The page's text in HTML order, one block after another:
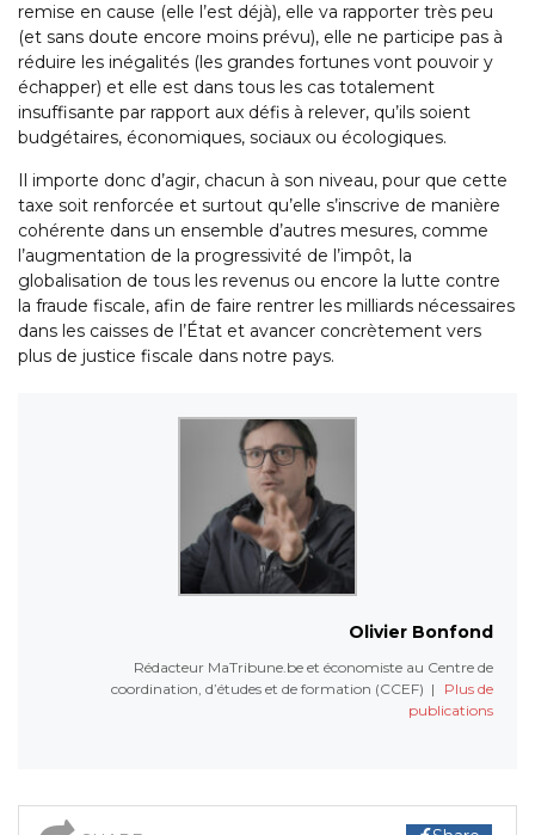
remise en cause (elle l’est déjà), elle va rapporter très peu
(et sans doute encore moins prévu), elle ne participe pas à
réduire les inégalités (les grandes fortunes vont pouvoir y
échapper) et elle est dans tous les cas totalement
insuffisante par rapport aux défis à relever, qu’ils soient
budgétaires, économiques, sociaux ou écologiques.
Il importe donc d’agir, chacun à son niveau, pour que cette
taxe soit renforcée et surtout qu’elle s’inscrive de manière
cohérente dans un ensemble d’autres mesures, comme
l’augmentation de la progressivité de l’impôt, la
globalisation de tous les revenus ou encore la lutte contre
la fraude fiscale, afin de faire rentrer les milliards nécessaires
dans les caisses de l’État et avancer concrètement vers
plus de justice fiscale dans notre pays.
Olivier Bonfond
Rédacteur MaTribune.be et économiste au Centre de
coordination, d’études et de formation (CCEF) |
Plus de
publications